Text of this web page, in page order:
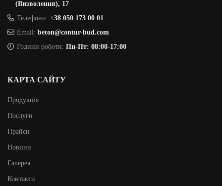
(Визволення), 17
Телефони: +38 050 173 00 01
Email: beton@contur-bud.com
Години роботи: Пн-Пт: 08:00-17:00
КАРТА САЙТУ
Продукція
Послуги
Прайси
Новини
Галерея
Контакти